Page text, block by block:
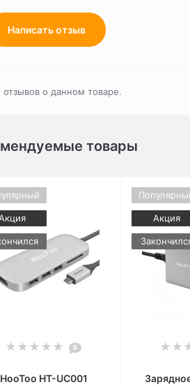
Написать отзыв
отзывов о данном товаре.
товары
0
HooToo HT-UC001
Акция